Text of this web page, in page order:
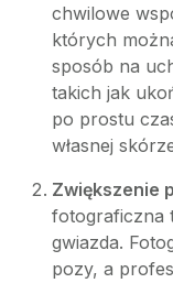
chwilowe
których
sposób na
takich jak
po prostu
własnej
Zwiększenie
fotograficzna
gwiazda.
pozy, a